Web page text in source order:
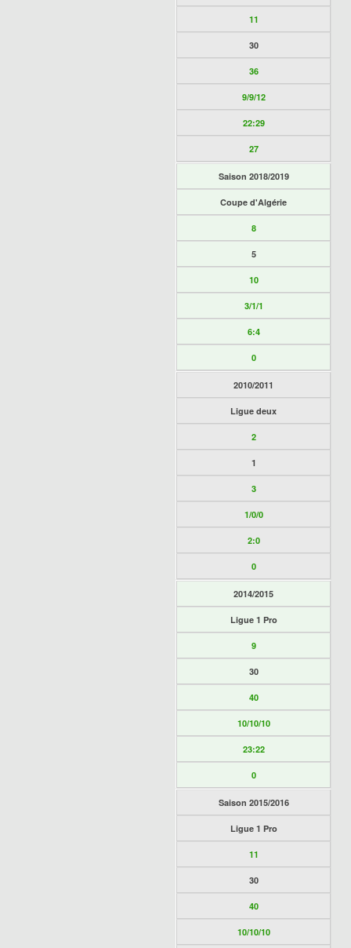
11
30
36
9/9/12
22:29
27
Saison 2018/2019
Coupe d'Algérie
8
5
10
3/1/1
6:4
0
2010/2011
Ligue deux
2
1
3
1/0/0
2:0
0
2014/2015
Ligue 1 Pro
9
30
40
10/10/10
23:22
0
Saison 2015/2016
Ligue 1 Pro
11
30
40
10/10/10